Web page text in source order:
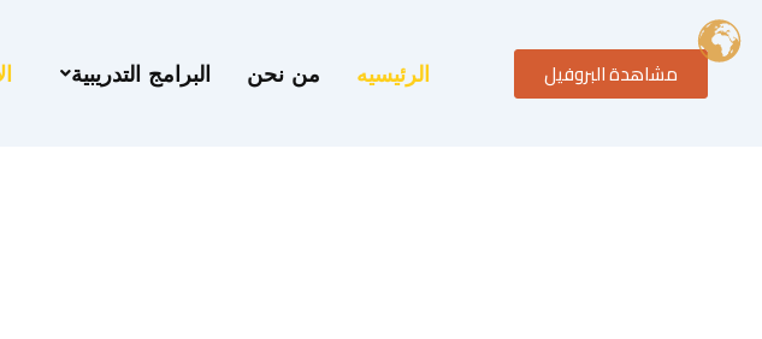
تخطي
إلى
مشاهدة البروفيل الرئيسيه من نحن البرامج التدريبية